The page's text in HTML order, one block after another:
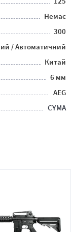
Немає
300
/ Автоматичний
Китай
6 мм
AEG
CYMA